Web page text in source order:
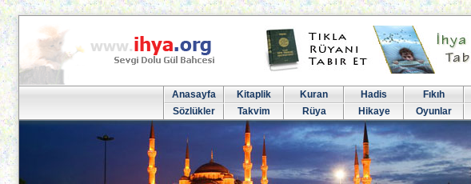
Anasayfa Kitaplik Kuran Hadis Fıkıh
Sözlükler
Takvim Rüya Hikaye Oyunlar